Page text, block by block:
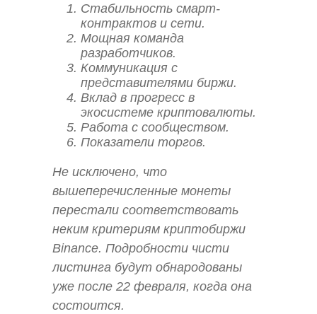
Стабильность смарт-
контрактов и сети.
Мощная команда
разработчиков.
Коммуникация с
представителями биржи.
Вклад в прогресс в
экосистеме криптовалюты.
Работа с сообществом.
Показатели торгов.
Не исключено, что
вышеперечисленные монеты
перестали соответствовать
неким критериям криптобиржи
Binance. Подробности чисти
листинга будут обнародованы
уже после 22 февраля, когда она
состоится.